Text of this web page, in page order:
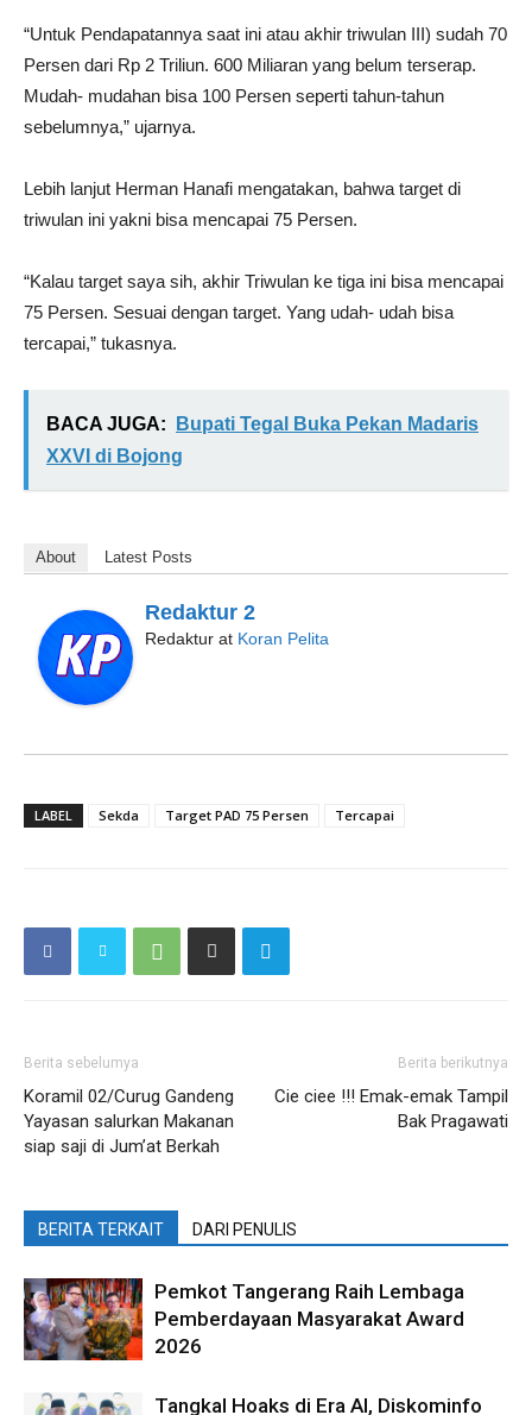
“Untuk Pendapatannya saat ini atau akhir triwulan III) sudah 70
Persen dari Rp 2 Triliun. 600 Miliaran yang belum terserap.
Mudah- mudahan bisa 100 Persen seperti tahun-tahun
sebelumnya,” ujarnya.
Lebih lanjut Herman Hanafi mengatakan, bahwa target di
triwulan ini yakni bisa mencapai 75 Persen.
“Kalau target saya sih, akhir Triwulan ke tiga ini bisa mencapai
75 Persen. Sesuai dengan target. Yang udah- udah bisa
tercapai,” tukasnya.
BACA JUGA:
Bupati Tegal Buka Pekan Madaris
XXVI di Bojong
About Latest Posts
Redaktur 2
Redaktur at Koran Pelita
LABEL Sekda Target PAD 75 Persen Tercapai
Berita sebelumya
Koramil 02/Curug Gandeng
Yayasan salurkan Makanan
siap saji di Jum’at Berkah
Berita berikutnya
Cie ciee !!! Emak-emak Tampil
Bak Pragawati
BERITA TERKAIT DARI PENULIS
Pemkot Tangerang Raih Lembaga
Pemberdayaan Masyarakat Award
2026
Tangkal Hoaks di Era AI, Diskominfo